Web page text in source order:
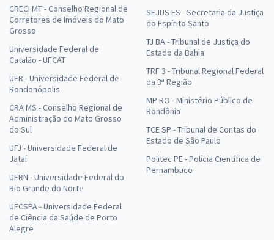
CRECI MT - Conselho Regional de
Corretores de Imóveis do Mato
Grosso
Universidade Federal de
Catalão - UFCAT
UFR - Universidade Federal de
Rondonópolis
CRA MS - Conselho Regional de
Administração do Mato Grosso
do Sul
UFJ - Universidade Federal de
Jataí
UFRN - Universidade Federal do
Rio Grande do Norte
UFCSPA - Universidade Federal
de Ciência da Saúde de Porto
Alegre
SEJUS ES - Secretaria da Justiça
do Espírito Santo
TJ BA - Tribunal de Justiça do
Estado da Bahia
TRF 3 - Tribunal Regional Federal
da 3ª Região
MP RO - Ministério Público de
Rondônia
TCE SP - Tribunal de Contas do
Estado de São Paulo
Politec PE - Polícia Científica de
Pernambuco